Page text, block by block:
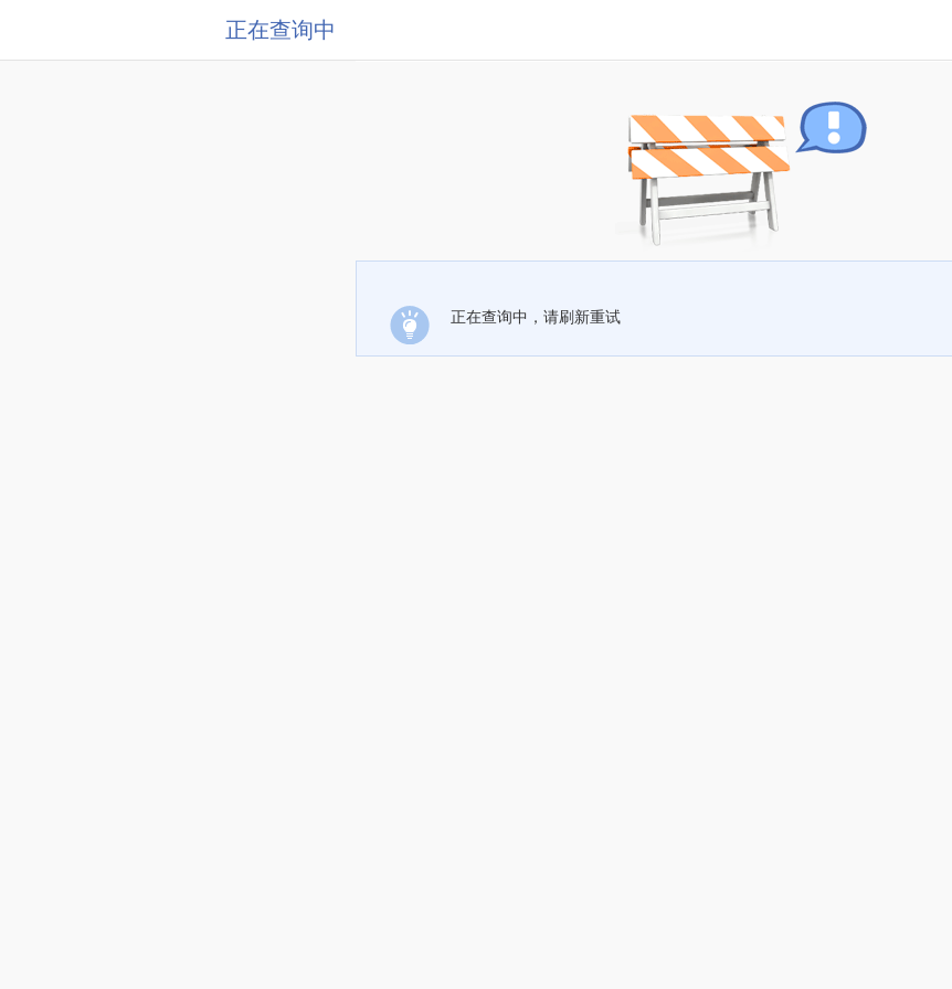
正在查询中
正在查询中，请刷新重试